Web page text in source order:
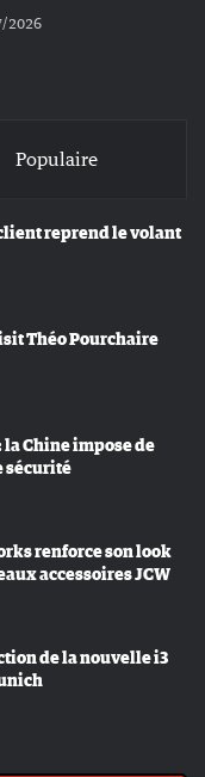
2026
Populaire
reprend le volant
Théo Pourchaire
Chine impose de
sécurité
renforce son look
accessoires JCW
de la nouvelle i3